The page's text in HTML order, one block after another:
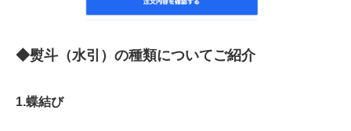
◆熨斗（水引）の種類についてご紹介
1.蝶結び